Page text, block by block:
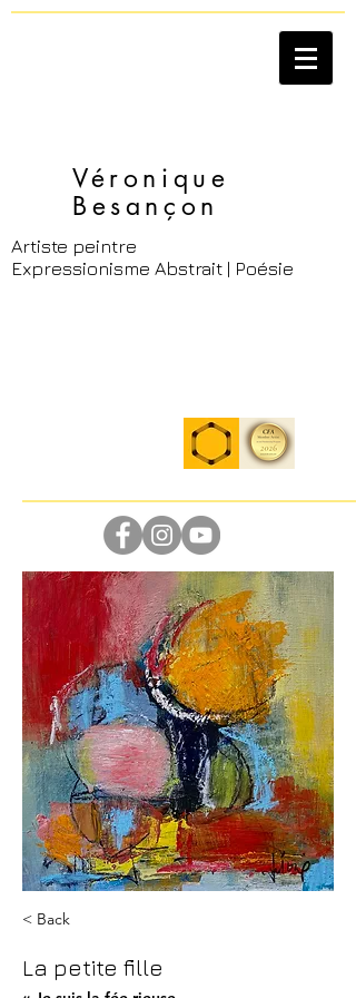
Véronique
Besançon​
Artiste peintre
Expressionisme Abstrait | Poésie
< Back
La petite fille